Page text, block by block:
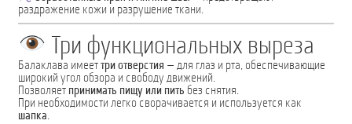
раздражение кожи и разрушение ткани.
Три функциональных выреза
Балаклава имееттри отверстия — для глаз и рта, обеспечивающие
широкий угол обзора и свободу движений.
Позволяет принимать пищу или пить без снятия.
При необходимости легко сворачивается и используется как
шапка.